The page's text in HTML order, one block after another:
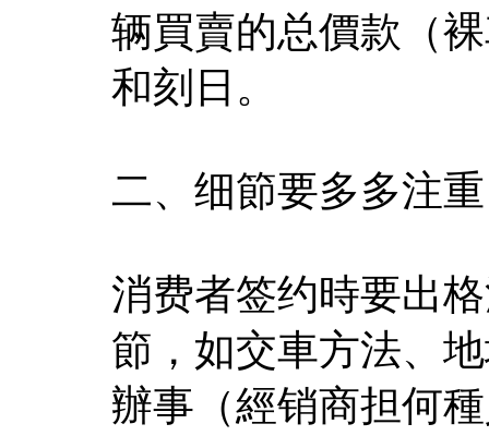
辆買賣的总價款（
和刻日。
二、细節要多多注重
消费者签约時要出
節，如交車方法、
辦事（經销商担何